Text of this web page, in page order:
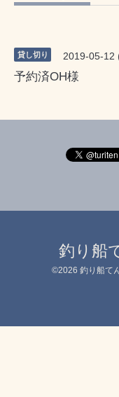
貸し切り 2019-05-12
予約済OH様
釣り船
©2026 釣り船